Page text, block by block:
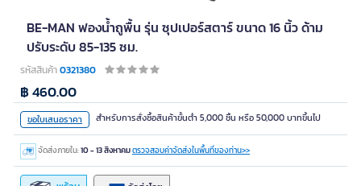
BE-MAN ฟองน้ำถูพื้น รุ่น ซุปเปอร์สตาร์ ขนาด 16 นิ้ว ด้าม
ปรับระดับ 85-135 ซม.
รหัสสินค้า0321380
ขอใบเสนอราคา สำหรับการสั่งซื้อสินค้าขั้นต่ำ 5,000 ชิ้น หรือ 50,000 บาทขึ้นไป
จัดส่งภายใน:10 - 13 สิงหาคมตรวจสอบค่าจัดส่งในพื้นที่ของท่าน>>
฿ 460.00